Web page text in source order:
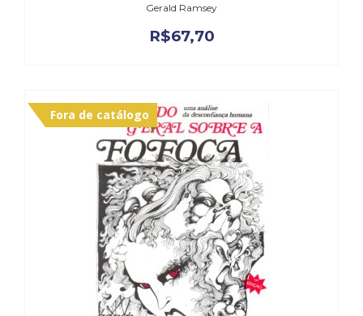
Gerald Ramsey
R$67,70
Fora de catálogo